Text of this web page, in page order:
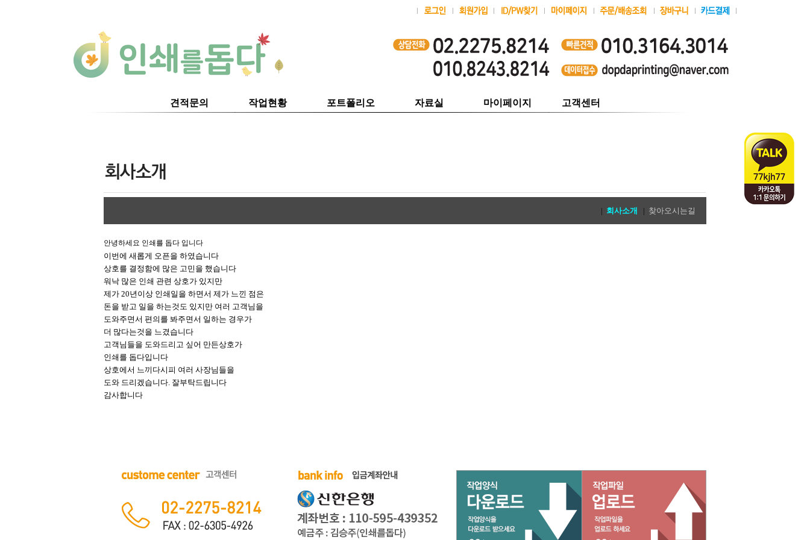
견적문의 작업현황 포트폴리오 자료실 마이페이지 고객센터
| 회사소개 | 찾아오시는길
안녕하세요 인쇄를 돕다 입니다
이번에 새롭게 오픈을 하였습니다
상호를 결정함에 많은 고민을 했습니다
워낙 많은 인쇄 관련 상호가 있지만
제가 20년이상 인쇄일을 하면서 제가 느낀 점은
돈을 받고 일을 하는것도 있지만 여러 고객님을
도와주면서 편의를 봐주면서 일하는 경우가
더 많다는것을 느겼습니다
고객님들을 도와드리고 싶어 만든상호가
인쇄를 돕다입니다
상호에서 느끼다시피 여러 사장님들을
도와 드리겠습니다. 잘부탁드립니다
감사합니다